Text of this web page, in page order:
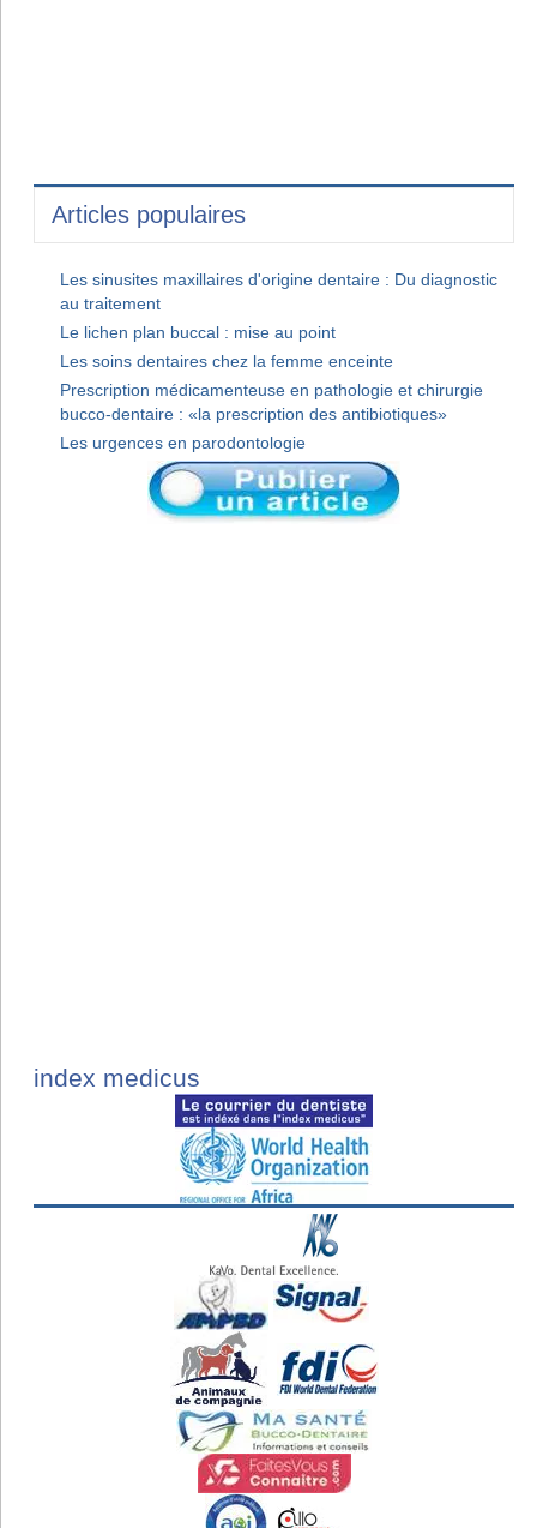
Articles populaires
Les sinusites maxillaires d'origine dentaire : Du diagnostic
au traitement
Le lichen plan buccal : mise au point
Les soins dentaires chez la femme enceinte
Prescription médicamenteuse en pathologie et chirurgie
bucco-dentaire : «la prescription des antibiotiques»
Les urgences en parodontologie
index medicus